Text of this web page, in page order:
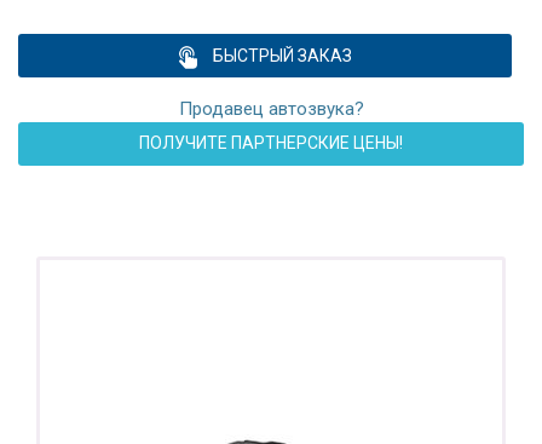
БЫСТРЫЙ ЗАКАЗ
Продавец автозвука?
ПОЛУЧИТЕ ПАРТНЕРСКИЕ ЦЕНЫ!